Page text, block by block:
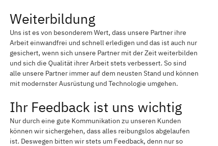
Weiterbildung
Uns ist es von besonderem Wert, dass unsere Partner ihre
Arbeit einwandfrei und schnell erledigen und das ist auch nur
gesichert, wenn sich unsere Partner mit der Zeit weiterbilden
und sich die Qualität ihrer Arbeit stets verbessert. So sind
alle unsere Partner immer auf dem neusten Stand und können
mit modernster Ausrüstung und Technologie umgehen.
Ihr Feedback ist uns wichtig
Nur durch eine gute Kommunikation zu unseren Kunden
können wir sichergehen, dass alles reibungslos abgelaufen
ist. Deswegen bitten wir stets um Feedback, denn nur so